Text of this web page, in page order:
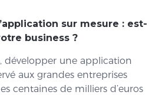
sur mesure : est-
business ?
développer une application
aux grandes entreprises
centaines de milliers d’euros